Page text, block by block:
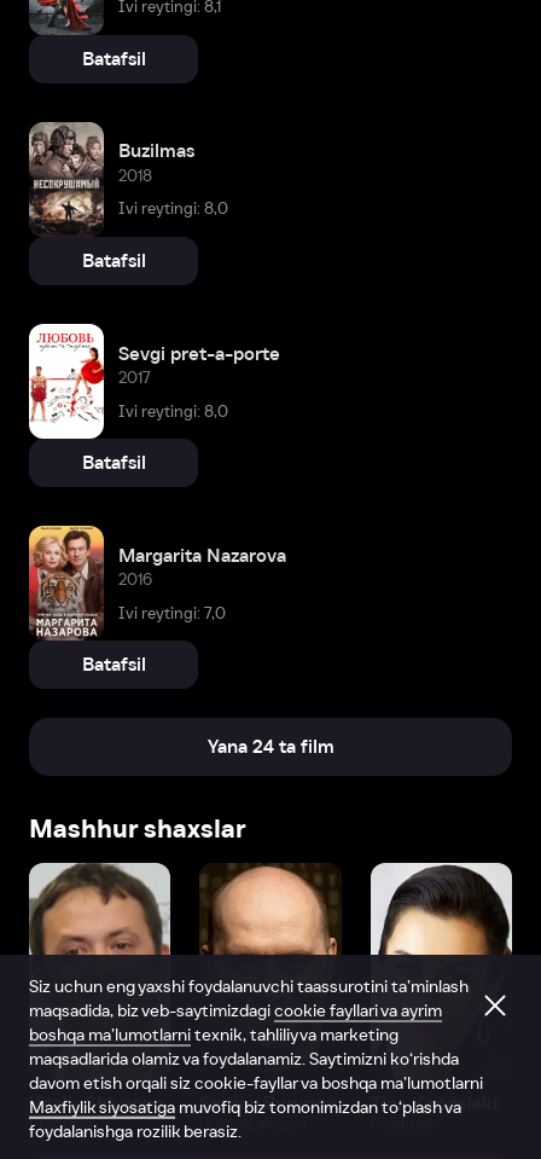
Ivi reytingi: 8,1
Batafsil
Buzilmas
2018
Ivi reytingi: 8,0
Batafsil
Sevgi pret-a-porte
2017
Ivi reytingi: 8,0
Batafsil
Margarita Nazarova
2016
Ivi reytingi: 7,0
Batafsil
Yana 24 ta film
Mashhur shaxslar
Vitaliy Shlyappo
Produser
Sergey Burunov
Dublyaj aktyori
Tina Kandelaki
Siz uchun eng yaxshi foydalanuvchi taassurotini ta’minlash
maqsadida, biz veb-saytimizdagicookie fayllari va ayrim
boshqa ma’lumotlarnitexnik, tahliliy va marketing
maqsadlarida olamiz va foydalanamiz. Saytimizni ko‘rishda
davom etish orqali siz cookie-fayllar va boshqa ma’lumotlarni
Maxfiylik siyosatiga muvofiq biz tomonimizdan to‘plash va
foydalanishga rozilik berasiz.